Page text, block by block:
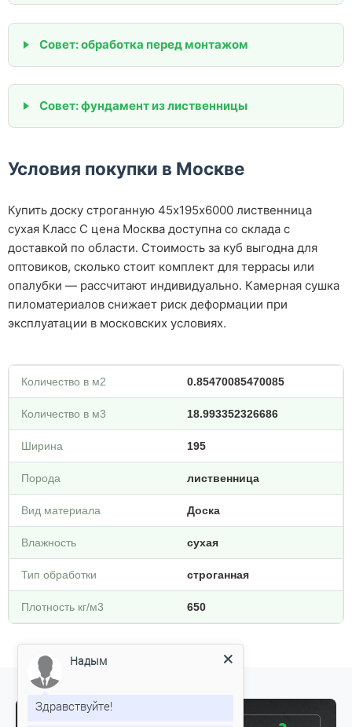
Совет: обработка перед монтажом
Совет: фундамент из лиственницы
Условия покупки в Москве
Купить доску строганную 45х195х6000 лиственница
сухая Класс С цена Москва доступна со склада с
доставкой по области. Стоимость за куб выгодна для
оптовиков, сколько стоит комплект для террасы или
опалубки — рассчитают индивидуально. Камерная сушка
пиломатериалов снижает риск деформации при
эксплуатации в московских условиях.
Количество в м2 0.85470085470085
Количество в м3 18.993352326686
Ширина 195
Порода лиственница
Вид материала Доска
Влажность сухая
Тип обработки строганная
Плотность кг/м3 650
Надым
Здравствуйте!